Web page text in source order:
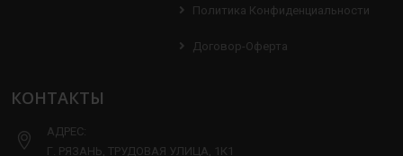
Политика Конфиденциальности
Договор-Оферта
КОНТАКТЫ
АДРЕС:
Г. РЯЗАНЬ, ТРУДОВАЯ УЛИЦА, 1К1